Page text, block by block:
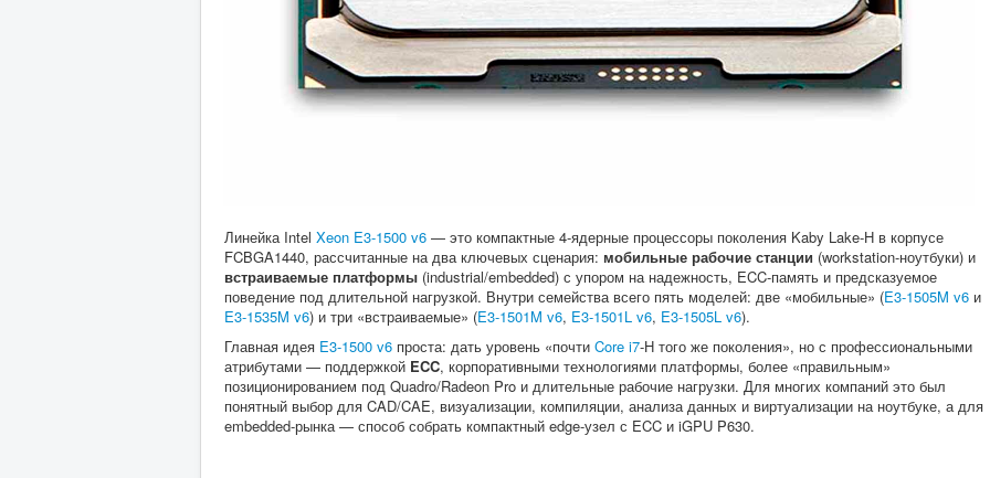
Линейка Intel Xeon E3-1500 v6 — это компактные 4-ядерные процессоры поколения Kaby Lake-H в корпусе
FCBGA1440, рассчитанные на два ключевых сценария: мобильные рабочие станции (workstation-ноутбуки) и
встраиваемые платформы (industrial/embedded) с упором на надежность, ECC-память и предсказуемое
поведение под длительной нагрузкой. Внутри семейства всего пять моделей: две «мобильные» (E3-1505M v6 и
E3-1535M v6) и три «встраиваемые» (E3-1501M v6, E3-1501L v6, E3-1505L v6).
Главная идея E3-1500 v6 проста: дать уровень «почти Core i7-H того же поколения», но с профессиональными
атрибутами — поддержкой ECC, корпоративными технологиями платформы, более «правильным»
позиционированием под Quadro/Radeon Pro и длительные рабочие нагрузки. Для многих компаний это был
понятный выбор для CAD/CAE, визуализации, компиляции, анализа данных и виртуализации на ноутбуке, а для
embedded-рынка — способ собрать компактный edge-узел с ECC и iGPU P630.